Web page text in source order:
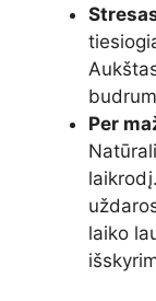
Per
laiko